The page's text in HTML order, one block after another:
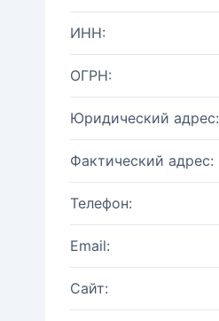
ИНН:
ОГРН:
Юридический адрес:
Фактический адрес:
Телефон:
Email:
Сайт: